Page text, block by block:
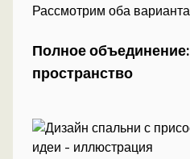
Рассмотрим оба
Полное
пространство